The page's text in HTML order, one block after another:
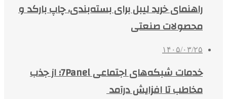
راهنمای خرید لیبل برای بسته‌بندی، چاپ بارکد و
محصولات صنعتی
۱۴۰۵/۰۳/۲۵
خدمات شبکه‌های اجتماعی 7Panel؛ از جذب
مخاطب تا افزایش درآمد